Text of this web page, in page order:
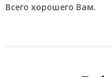
Всего хорошего Вам.